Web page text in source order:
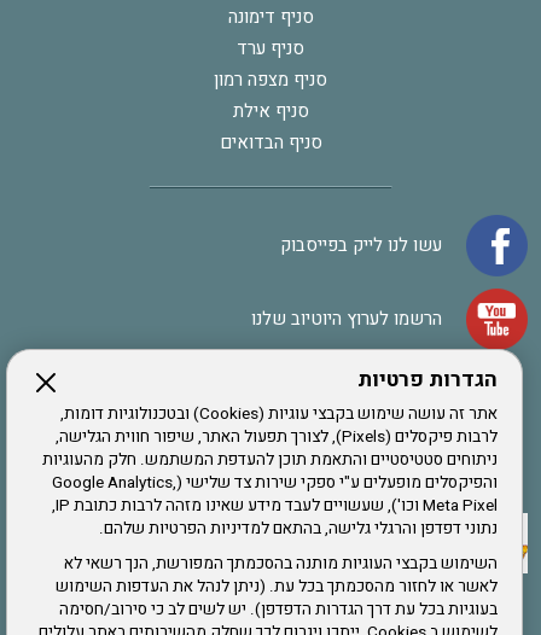
הגדרות פרטיות
אתר זה עושה שימוש בקבצי עוגיות (Cookies) ובטכנולוגיות דומות,
לרבות פיקסלים (Pixels), לצורך תפעול האתר, שיפור חווית הגלישה,
ניתוחים סטטיסטיים והתאמת תוכן להעדפת המשתמש. חלק מהעוגיות
והפיקסלים מופעלים ע"י ספקי שירות צד שלישי (Google Analytics,
Meta Pixel וכו'), שעשויים לעבד מידע שאינו מזהה לרבות כתובת IP,
נתוני דפדפן והרגלי גלישה, בהתאם למדיניות הפרטיות שלהם.
השימוש בקבצי העוגיות מותנה בהסכמתך המפורשת, הנך רשאי לא
לאשר או לחזור מהסכמתך בכל עת. (ניתן לנהל את העדפות השימוש
בעוגיות בכל עת דרך הגדרות הדפדפן). יש לשים לב כי סירוב/חסימה
סניף דימונה
סניף ערד
סניף מצפה רמון
סניף אילת
סניף הבדואים
עשו לנו לייק בפייסבוק
הרשמו לערוץ היוטיוב שלנו
אתר צה"ל
תקנון האתר